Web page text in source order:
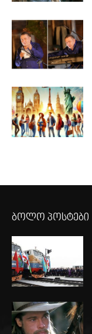
ბოლო პოსტები